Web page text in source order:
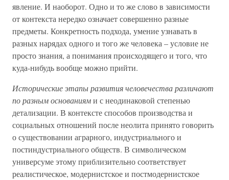
явление. И наоборот. Одно и то же слово в зависимости
от контекста нередко означает совершенно разные
предметы. Конкретность подхода, умение узнавать в
разных нарядах одного и того же человека – условие не
просто знания, а понимания происходящего и того, что
куда-нибудь вообще можно прийти.
Исторические этапы развития человечества различают
по разным основаниями с неодинаковой степенью
детализации. В контексте способов производства и
социальных отношений после неолита принято говорить
о существовании аграрного, индустриального и
постиндустриального обществ. В символическом
универсуме этому приблизительно соответствует
реалистическое, модернистское и постмодернистское